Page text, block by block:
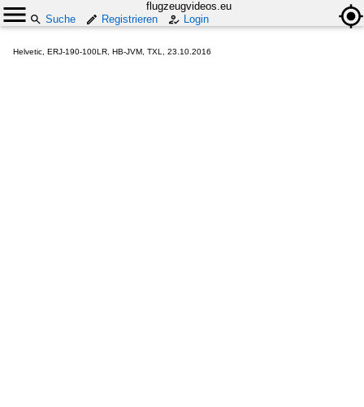
flugzeugvideos.eu
Suche
Registrieren Login
Helvetic, ERJ-190-100LR, HB-JVM, TXL, 23.10.2016